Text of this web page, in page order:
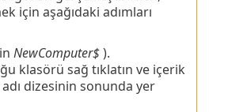
için aşağıdaki adımları
NewComputer$).
klasörü sağ tıklatın ve içerik
dizesinin sonunda yer